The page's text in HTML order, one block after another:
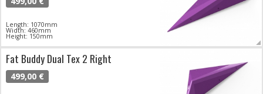
Length: 1070mm
Width: 460mm
Height: 150mm
Fat Buddy Dual Tex 2 Right
499,00 €